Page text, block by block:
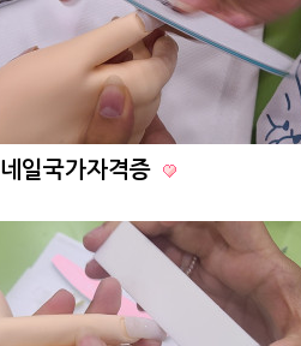
네일국가자격증